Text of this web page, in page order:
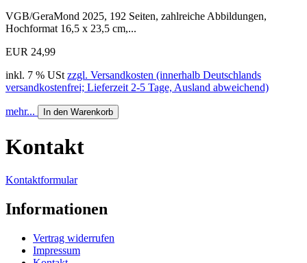
VGB/GeraMond 2025, 192 Seiten, zahlreiche Abbildungen,
Hochformat 16,5 x 23,5 cm,...
EUR 24,99
inkl. 7 % USt zzgl. Versandkosten (innerhalb Deutschlands
versandkostenfrei; Lieferzeit 2-5 Tage, Ausland abweichend)
mehr... In den Warenkorb
Kontakt
Kontaktformular
Informationen
Vertrag widerrufen
Impressum